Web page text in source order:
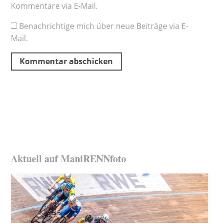
Kommentare via E-Mail.
Benachrichtige mich über neue Beiträge via E-
Mail.
Aktuell auf ManiRENNfoto